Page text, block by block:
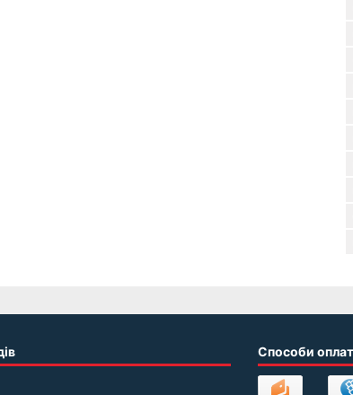
Способи